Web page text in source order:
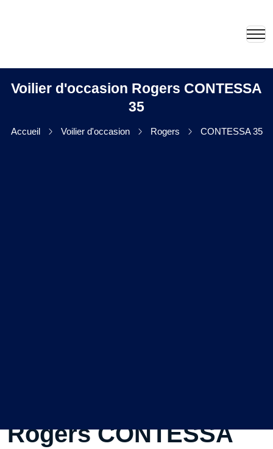
Voilier d'occasion Rogers CONTESSA
35
Accueil Voilier d'occasion Rogers CONTESSA 35
Rogers CONTESSA